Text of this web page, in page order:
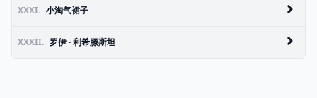
XXXI. 小淘气裙子
XXXII. 罗伊 · 利希滕斯坦